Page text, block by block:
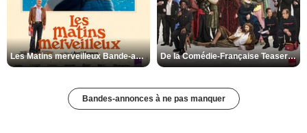
Les Matins merveilleux Bande-annonce VF De la Comédie-Française Teaser VF
Bandes-annonces à ne pas manquer